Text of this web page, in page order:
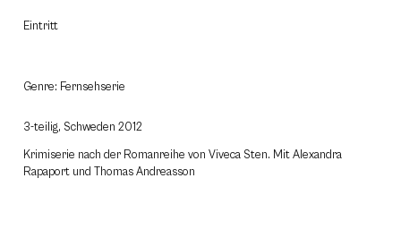
Eintritt
Genre: Fernsehserie
3-teilig, Schweden 2012
Krimiserie nach der Romanreihe von Viveca Sten. Mit Alexandra
Rapaport und Thomas Andreasson